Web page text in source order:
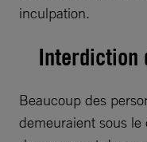
inculpation.
Interdiction
Beaucoup des
demeuraient sous